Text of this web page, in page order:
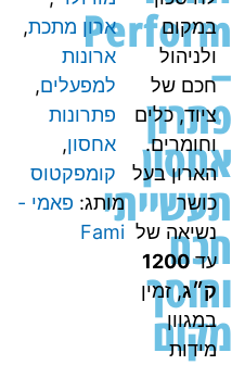
Perform
–
פתרון
אחסון
תעשייתי
חכם
וחוסך
מקום
במקום
ולניהול
חכם של
ציוד, כלים
וחומרים.
הארון בעל
כושר
נשיאה של
עד1200
ק״ג, זמין
במגוון
מידות
ארון מתכת,
ארונות
למפעלים,
פתרונות
אחסון,
קומפקטוס
מותג: פאמי -
Fami